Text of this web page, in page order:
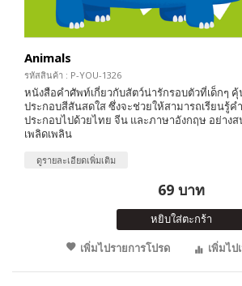
Animals
รหัสสินค้า : P-YOU-1326
หนังสือคำศัพท์เกี่ยวกับสัตว์น่ารักรอบตัวที่เด็กๆ
ประกอบสีสันสดใส ซึ่งจะช่วยให้สามารถเรียนรู้ค
ประกอบไปด้วยไทย จีน และภาษาอังกฤษ อย่าง
เพลิดเพลิน
ดูรายละเอียดเพิ่มเติม
69 บาท
หยิบใส่ตะกร้า
เพิ่มไปรายการโปรด
เพิ่มไป